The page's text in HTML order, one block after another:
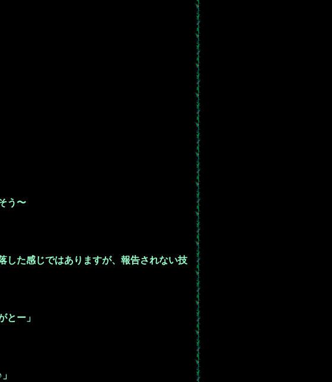
う〜
した感じではありますが、報告されない技
とー」